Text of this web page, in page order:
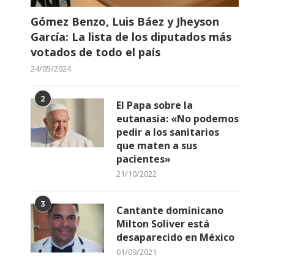
Gómez Benzo, Luis Báez y Jheyson
García: La lista de los diputados más
votados de todo el país
24/05/2024
2
El Papa sobre la
eutanasia: «No podemos
pedir a los sanitarios
que maten a sus
pacientes»
21/10/2022
3
Cantante dominicano
Milton Soliver está
desaparecido en México
01/09/2021